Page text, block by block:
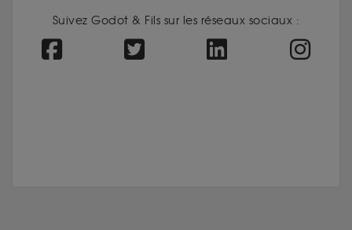
Suivez Godot & Fils sur les réseaux sociaux :